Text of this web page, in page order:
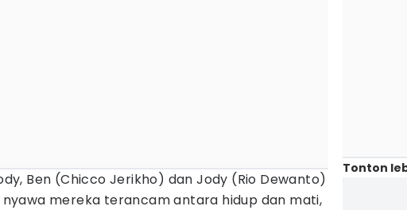
Ben (Chicco Jerikho) dan Jody (Rio Dewanto)
nyawa mereka terancam antara hidup dan mati,
Tonton